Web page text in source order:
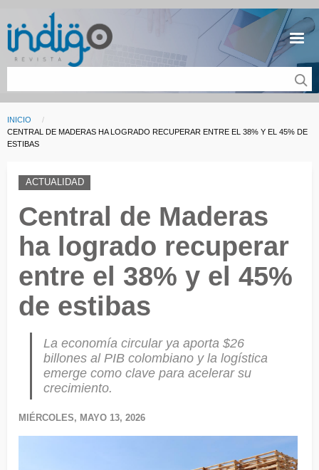
Pasar al contenido principal
Sobrescribir enlaces de ayuda a la navegación
INICIO
CURRENT:
CENTRAL DE MADERAS HA LOGRADO RECUPERAR ENTRE EL 38% Y EL 45% DE
ESTIBAS
ACTUALIDAD
Central de Maderas
ha logrado recuperar
entre el 38% y el 45%
de estibas
La economía circular ya aporta $26
billones al PIB colombiano y la logística
emerge como clave para acelerar su
crecimiento.
MIÉRCOLES, MAYO 13, 2026